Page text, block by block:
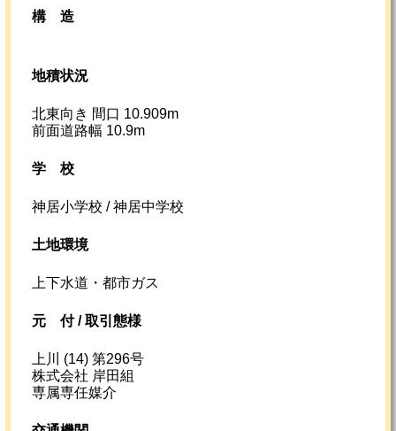
構造
地積状況
北東向き 間口 10.909m
前面道路幅 10.9m
学校
神居小学校 / 神居中学校
土地環境
上下水道・都市ガス
元 付 /取引態様
上川 (14) 第296号
株式会社 岸田組
専属専任媒介